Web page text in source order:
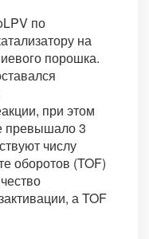
по
на
порошка.
при этом
превышало 3
числу
оборотов (TOF)
а TOF